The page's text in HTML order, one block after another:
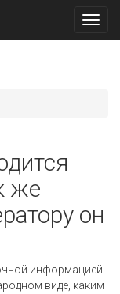
же
он
информацией
виде, каким